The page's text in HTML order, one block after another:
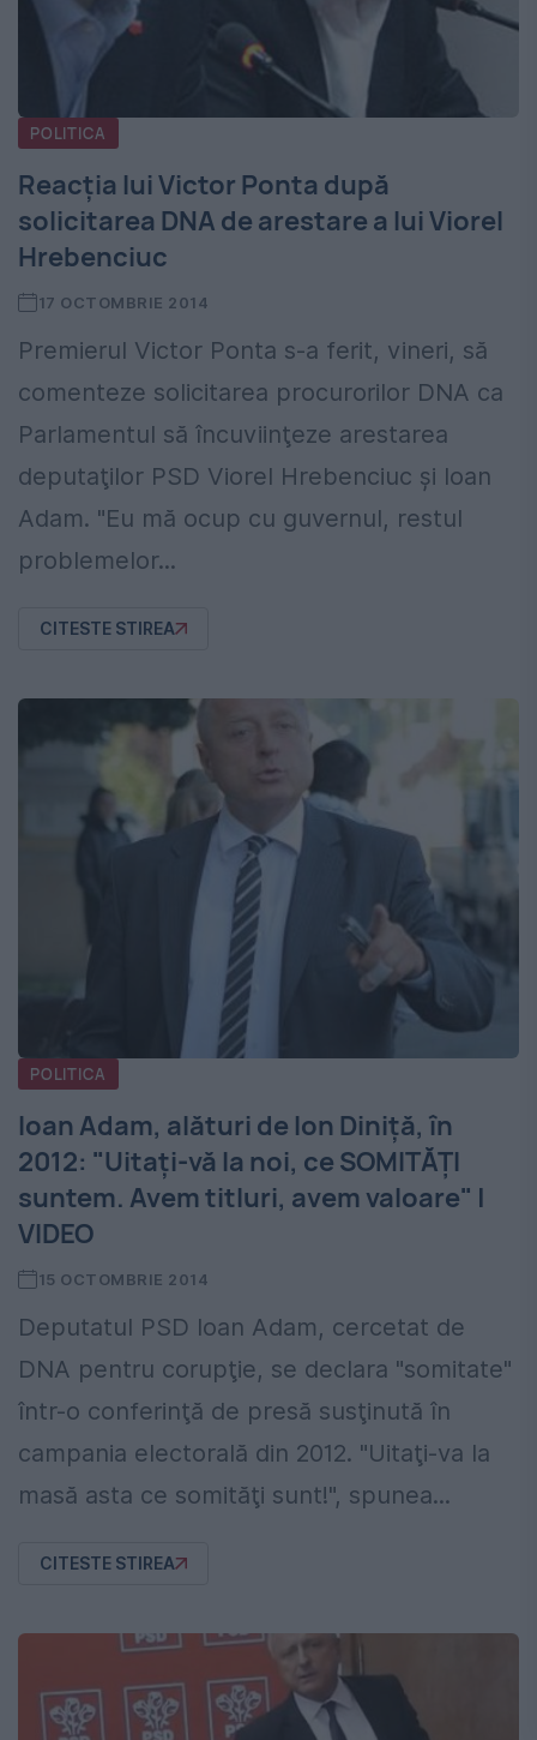
POLITICA
Reacţia lui Victor Ponta după
solicitarea DNA de arestare a lui Viorel
Hrebenciuc
17 OCTOMBRIE 2014
Premierul Victor Ponta s-a ferit, vineri, să
comenteze solicitarea procurorilor DNA ca
Parlamentul să încuviinţeze arestarea
deputaţilor PSD Viorel Hrebenciuc şi Ioan
Adam. "Eu mă ocup cu guvernul, restul
problemelor...
CITESTE STIREA
POLITICA
Ioan Adam, alături de Ion Diniţă, în
2012: "Uitaţi-vă la noi, ce SOMITĂŢI
suntem. Avem titluri, avem valoare" |
VIDEO
15 OCTOMBRIE 2014
Deputatul PSD Ioan Adam, cercetat de
DNA pentru corupţie, se declara "somitate"
într-o conferinţă de presă susţinută în
campania electorală din 2012. "Uitaţi-va la
masă asta ce somităţi sunt!", spunea...
CITESTE STIREA